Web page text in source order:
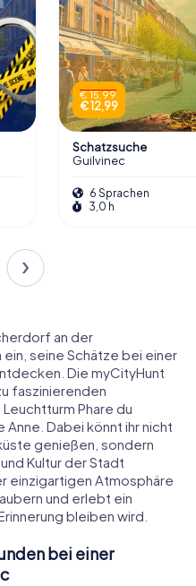
€ 15,99
€ 12,99
Schatzsuche
Guilvinec
6 Sprachen
3,0 h
an der
seine Schätze bei einer
Die myCityHunt
faszinierenden
Phare du
Anne. Dabei könnt ihr nicht
genießen, sondern
Kultur der Stadt
einzigartigen Atmosphäre
und erlebt ein
bleiben wird.
bei einer